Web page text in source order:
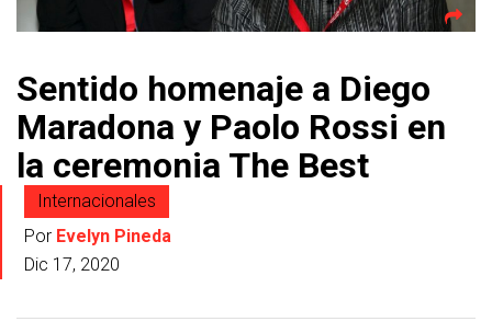
Sentido homenaje a Diego
Maradona y Paolo Rossi en
la ceremonia The Best
Internacionales
Por Evelyn Pineda
Dic 17, 2020